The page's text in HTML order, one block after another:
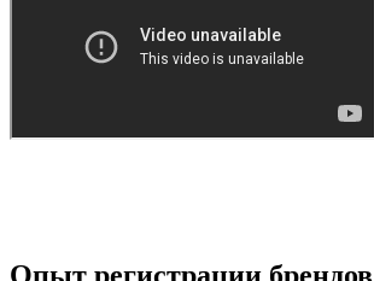
Опыт регистрации брендов